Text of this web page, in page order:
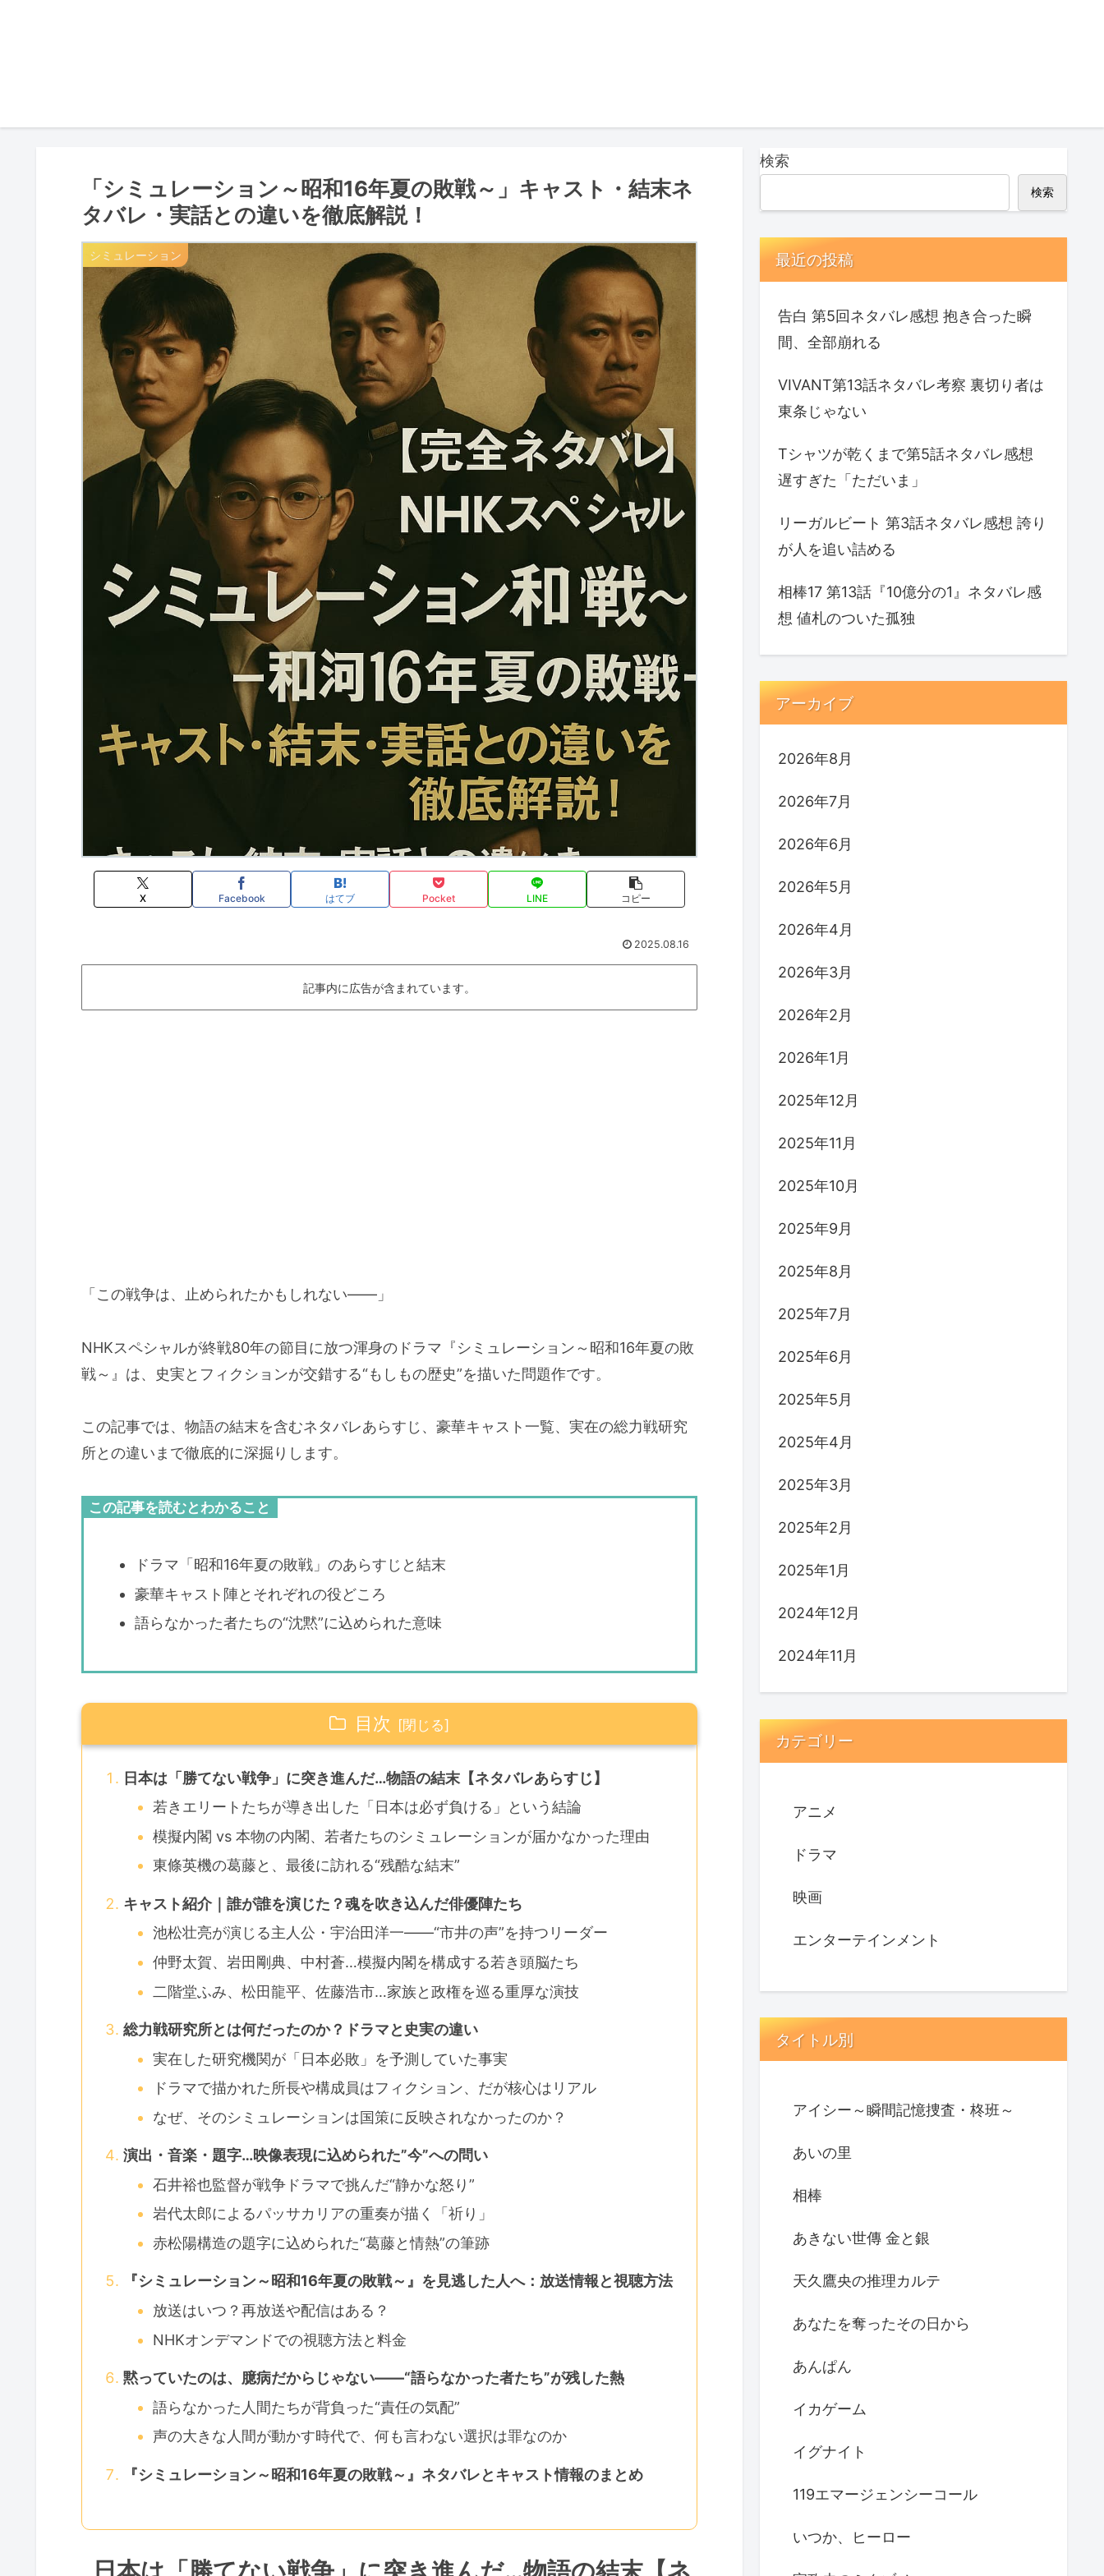
「シミュレーション～昭和16年夏の敗戦～」キャスト・結末ネ
タバレ・実話との違いを徹底解説！
シミュレーション
X Facebook はてブ Pocket LINE コピー
2025.08.16
記事内に広告が含まれています。
「この戦争は、止められたかもしれない――」
NHKスペシャルが終戦80年の節目に放つ渾身のドラマ『シミュレーション～昭和16年夏の敗
戦～』は、史実とフィクションが交錯する“もしもの歴史”を描いた問題作です。
この記事では、物語の結末を含むネタバレあらすじ、豪華キャスト一覧、実在の総力戦研究
所との違いまで徹底的に深掘りします。
この記事を読むとわかること
ドラマ「昭和16年夏の敗戦」のあらすじと結末
豪華キャスト陣とそれぞれの役どころ
語らなかった者たちの“沈黙”に込められた意味
目次
日本は「勝てない戦争」に突き進んだ…物語の結末【ネタバレあらすじ】
若きエリートたちが導き出した「日本は必ず負ける」という結論
模擬内閣 vs 本物の内閣、若者たちのシミュレーションが届かなかった理由
東條英機の葛藤と、最後に訪れる“残酷な結末”
キャスト紹介｜誰が誰を演じた？魂を吹き込んだ俳優陣たち
池松壮亮が演じる主人公・宇治田洋一――“市井の声”を持つリーダー
仲野太賀、岩田剛典、中村蒼…模擬内閣を構成する若き頭脳たち
二階堂ふみ、松田龍平、佐藤浩市…家族と政権を巡る重厚な演技
総力戦研究所とは何だったのか？ドラマと史実の違い
実在した研究機関が「日本必敗」を予測していた事実
ドラマで描かれた所長や構成員はフィクション、だが核心はリアル
なぜ、そのシミュレーションは国策に反映されなかったのか？
演出・音楽・題字…映像表現に込められた”今”への問い
石井裕也監督が戦争ドラマで挑んだ“静かな怒り”
岩代太郎によるパッサカリアの重奏が描く「祈り」
赤松陽構造の題字に込められた“葛藤と情熱”の筆跡
『シミュレーション～昭和16年夏の敗戦～』を見逃した人へ：放送情報と視聴方法
放送はいつ？再放送や配信はある？
NHKオンデマンドでの視聴方法と料金
黙っていたのは、臆病だからじゃない――“語らなかった者たち”が残した熱
語らなかった人間たちが背負った“責任の気配”
声の大きな人間が動かす時代で、何も言わない選択は罪なのか
『シミュレーション～昭和16年夏の敗戦～』ネタバレとキャスト情報のまとめ
検索
検索
最近の投稿
告白 第5回ネタバレ感想 抱き合った瞬
間、全部崩れる
VIVANT第13話ネタバレ考察 裏切り者は
東条じゃない
Tシャツが乾くまで第5話ネタバレ感想
遅すぎた「ただいま」
リーガルビート 第3話ネタバレ感想 誇り
が人を追い詰める
相棒17 第13話『10億分の1』ネタバレ感
想 値札のついた孤独
アーカイブ
2026年8月
2026年7月
2026年6月
2026年5月
2026年4月
2026年3月
2026年2月
2026年1月
2025年12月
2025年11月
2025年10月
2025年9月
2025年8月
2025年7月
2025年6月
2025年5月
2025年4月
2025年3月
2025年2月
2025年1月
2024年12月
2024年11月
カテゴリー
アニメ
ドラマ
映画
エンターテインメント
タイトル別
アイシー～瞬間記憶捜査・柊班～
あいの里
相棒
あきない世傳 金と銀
天久鷹央の推理カルテ
あなたを奪ったその日から
あんぱん
イカゲーム
イグナイト
119エマージェンシーコール
いつか、ヒーロー